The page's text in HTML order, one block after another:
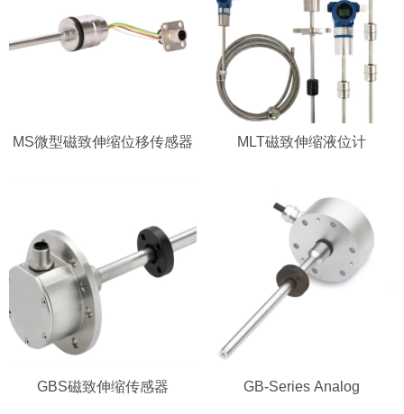
MS微型磁致伸缩位移传感器 MLT磁致伸缩液位计
GBS磁致伸缩传感器 GB-Series Analog